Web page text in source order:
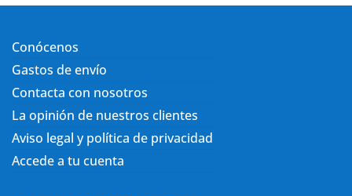
Conócenos
Gastos de envío
Contacta con nosotros
La opinión de nuestros clientes
Aviso legal y política de privacidad
Accede a tu cuenta